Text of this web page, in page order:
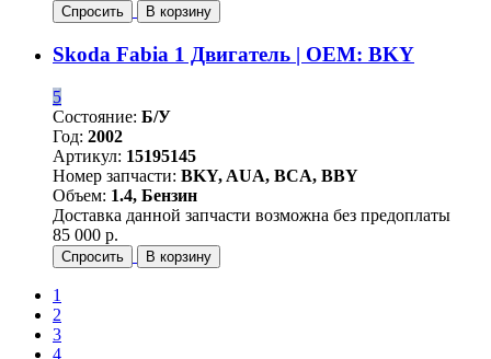
Спросить В корзину
Skoda Fabia 1 Двигатель | OEM: BKY
5
Состояние: Б/У
Год: 2002
Артикул: 15195145
Номер запчасти: BKY, AUA, BCA, BBY
Объем: 1.4, Бензин
Доставка данной запчасти возможна без предоплаты
85 000 р.
Спросить В корзину
1
2
3
4